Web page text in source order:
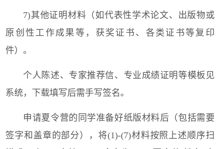
7)其他证明材料（如代表性学术论文、出版物或
原创性工作成果等，获奖证书、各类证书等复印
件）。
个人陈述、专家推荐信、专业成绩证明等模板见
系统，下载填写后需手写签名。
申请夏令营的同学准备好纸版材料后（包括需要
签字和盖章的部分），将(1)-(7)材料按照上述顺序扫